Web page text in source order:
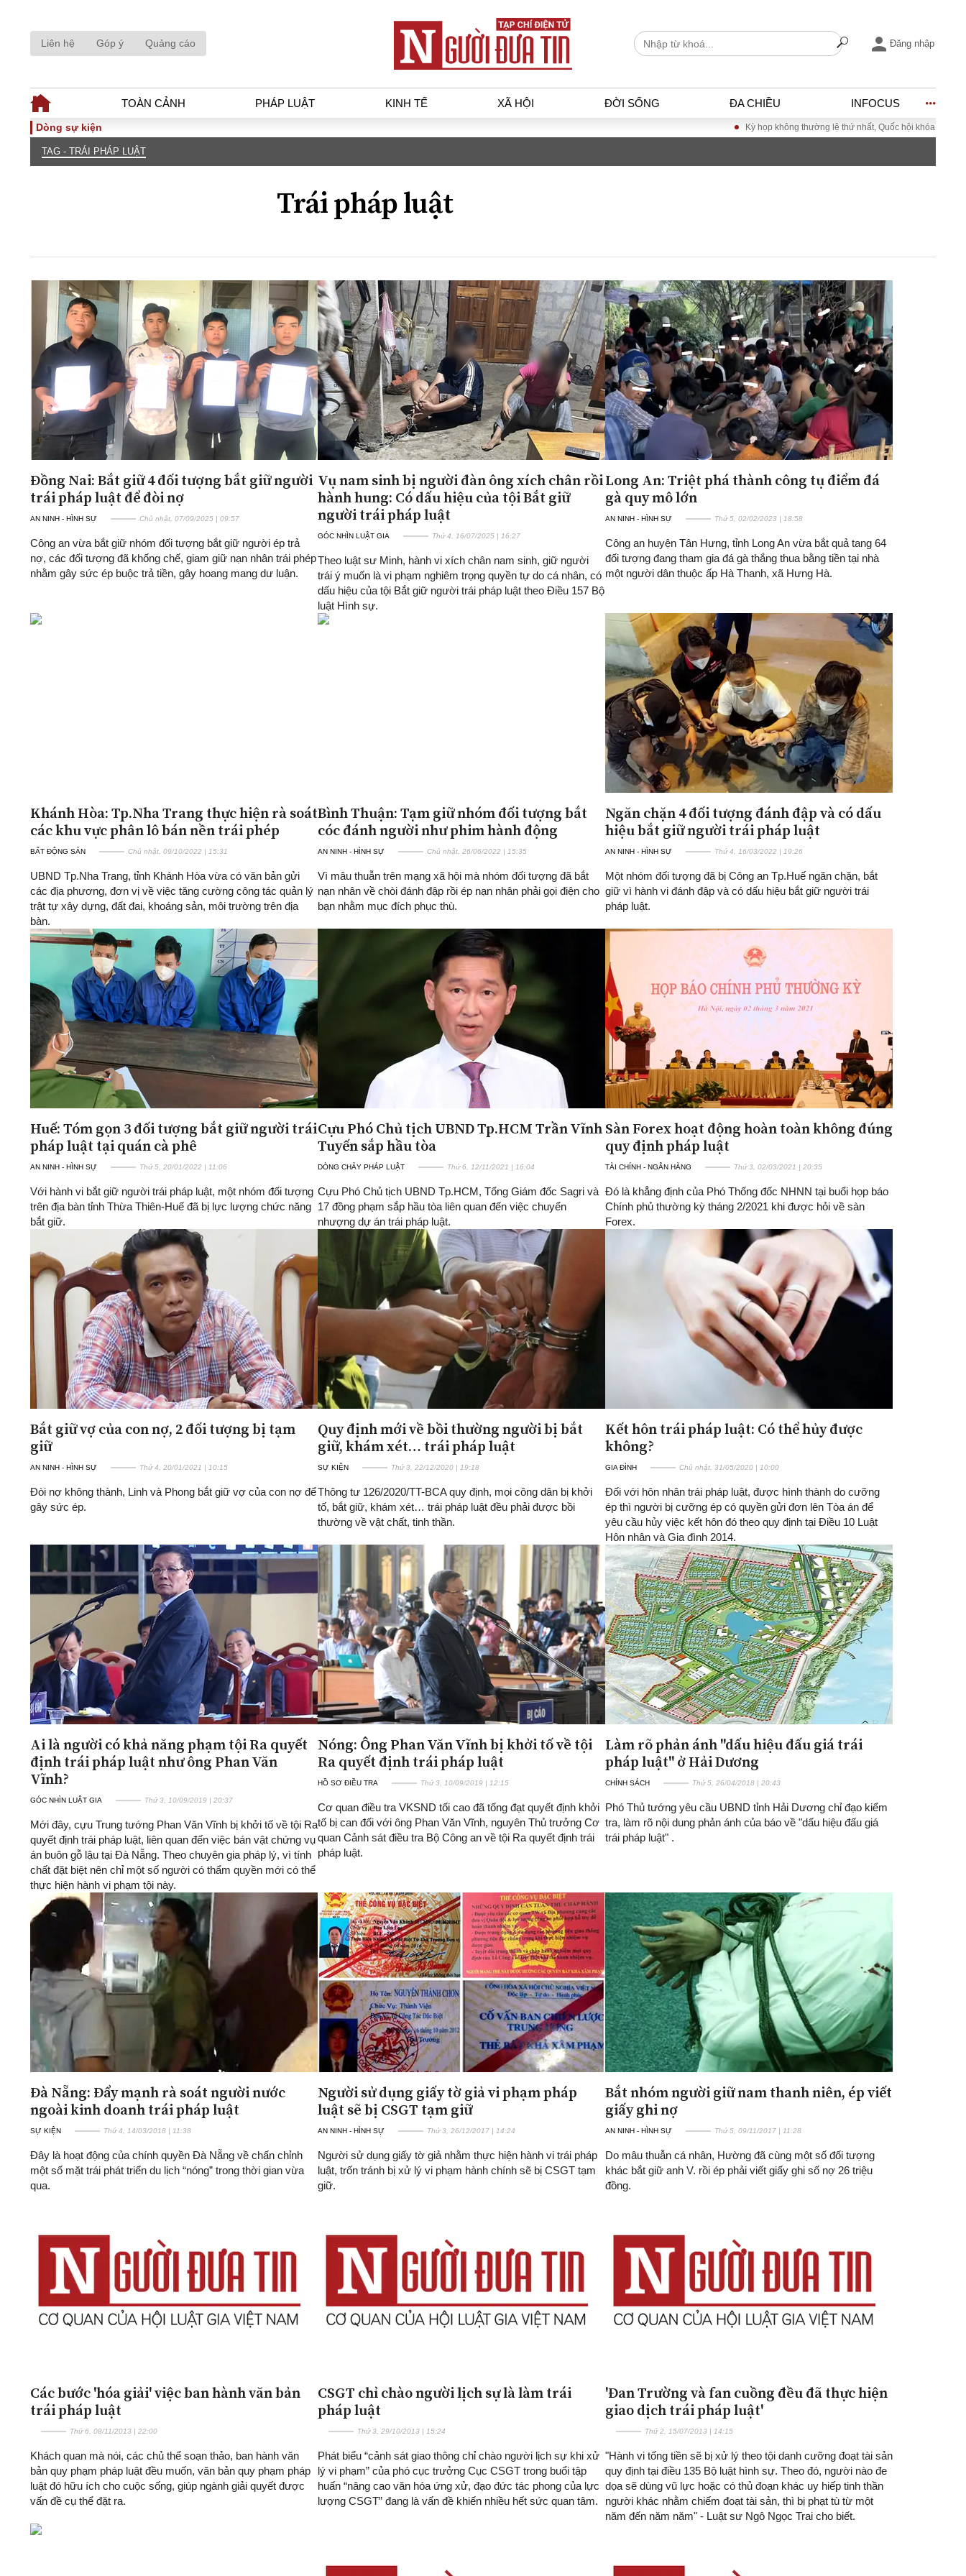
Liên hệ Góp ý Quảng cáo Đăng nhập
TOÀN CẢNH PHÁP LUẬT KINH TẾ XÃ HỘI ĐỜI SỐNG ĐA CHIỀU INFOCUS
TOÀN CẢNH
Thế giới
Góc nhìn luật gia
An ninh - Hình sự
Tài chính - Ngân hàng
Kinh tế vĩ mô
Xu hướng thị trường
Tiêu dùng và dư luận
Công nghệ
Giao thông – Đô thị
ĐA CHIỀU
Quan điểm
Xi nhan Trái Phải
Bạn đọc viết
INFOCUS
Đăng ký tin tức mới
Dòng sự kiện Kỳ họp không thường lệ thứ nhất, Quốc hội khóa XVI Đưa Nghị
TAG - TRÁI PHÁP LUẬT
Trái pháp luật
Đồng Nai: Bắt giữ 4 đối tượng bắt giữ người
trái pháp luật để đòi nợ
AN NINH - HÌNH SỰ Chủ nhật, 07/09/2025 | 09:57
Công an vừa bắt giữ nhóm đối tượng bắt giữ người ép trả
nợ, các đối tượng đã khống chế, giam giữ nạn nhân trái phép
nhằm gây sức ép buộc trả tiền, gây hoang mang dư luận.
Vụ nam sinh bị người đàn ông xích chân rồi
hành hung: Có dấu hiệu của tội Bắt giữ
người trái pháp luật
GÓC NHÌN LUẬT GIA Thứ 4, 16/07/2025 | 16:27
Theo luật sư Minh, hành vi xích chân nam sinh, giữ người
trái ý muốn là vi phạm nghiêm trọng quyền tự do cá nhân, có
dấu hiệu của tội Bắt giữ người trái pháp luật theo Điều 157 Bộ
luật Hình sự.
Long An: Triệt phá thành công tụ điểm đá
gà quy mô lớn
AN NINH - HÌNH SỰ Thứ 5, 02/02/2023 | 18:58
Công an huyện Tân Hưng, tỉnh Long An vừa bắt quả tang 64
đối tượng đang tham gia đá gà thắng thua bằng tiền tại nhà
một người dân thuộc ấp Hà Thanh, xã Hưng Hà.
Khánh Hòa: Tp.Nha Trang thực hiện rà soát
các khu vực phân lô bán nền trái phép
BẤT ĐỘNG SẢN Chủ nhật, 09/10/2022 | 15:31
UBND Tp.Nha Trang, tỉnh Khánh Hòa vừa có văn bản gửi
các địa phương, đơn vị về việc tăng cường công tác quản lý
trật tự xây dựng, đất đai, khoáng sản, môi trường trên địa
bàn.
Bình Thuận: Tạm giữ nhóm đối tượng bắt
cóc đánh người như phim hành động
AN NINH - HÌNH SỰ Chủ nhật, 26/06/2022 | 15:35
Vì mâu thuẫn trên mạng xã hội mà nhóm đối tượng đã bắt
nạn nhân về chòi đánh đập rồi ép nạn nhân phải gọi điện cho
bạn nhằm mục đích phục thù.
Ngăn chặn 4 đối tượng đánh đập và có dấu
hiệu bắt giữ người trái pháp luật
AN NINH - HÌNH SỰ Thứ 4, 16/03/2022 | 19:26
Một nhóm đối tượng đã bị Công an Tp.Huế ngăn chặn, bắt
giữ vì hành vi đánh đập và có dấu hiệu bắt giữ người trái
pháp luật.
Huế: Tóm gọn 3 đối tượng bắt giữ người trái
pháp luật tại quán cà phê
AN NINH - HÌNH SỰ Thứ 5, 20/01/2022 | 11:06
Với hành vi bắt giữ người trái pháp luật, một nhóm đối tượng
trên địa bàn tỉnh Thừa Thiên-Huế đã bị lực lượng chức năng
bắt giữ.
Cựu Phó Chủ tịch UBND Tp.HCM Trần Vĩnh
Tuyến sắp hầu tòa
DÒNG CHẢY PHÁP LUẬT Thứ 6, 12/11/2021 | 16:04
Cựu Phó Chủ tịch UBND Tp.HCM, Tổng Giám đốc Sagri và
17 đồng phạm sắp hầu tòa liên quan đến việc chuyển
nhượng dự án trái pháp luật.
Sàn Forex hoạt động hoàn toàn không đúng
quy định pháp luật
TÀI CHÍNH - NGÂN HÀNG Thứ 3, 02/03/2021 | 20:35
Đó là khẳng định của Phó Thống đốc NHNN tại buổi họp báo
Chính phủ thường kỳ tháng 2/2021 khi được hỏi về sàn
Forex.
Bắt giữ vợ của con nợ, 2 đối tượng bị tạm
giữ
AN NINH - HÌNH SỰ Thứ 4, 20/01/2021 | 10:15
Đòi nợ không thành, Linh và Phong bắt giữ vợ của con nợ để
gây sức ép.
Quy định mới về bồi thường người bị bắt
giữ, khám xét… trái pháp luật
SỰ KIỆN Thứ 3, 22/12/2020 | 19:18
Thông tư 126/2020/TT-BCA quy định, mọi công dân bị khởi
tố, bắt giữ, khám xét… trái pháp luật đều phải được bồi
thường về vật chất, tinh thần.
Kết hôn trái pháp luật: Có thể hủy được
không?
GIA ĐÌNH Chủ nhật, 31/05/2020 | 10:00
Đối với hôn nhân trái pháp luật, được hình thành do cưỡng
ép thì người bị cưỡng ép có quyền gửi đơn lên Tòa án để
yêu cầu hủy việc kết hôn đó theo quy định tại Điều 10 Luật
Hôn nhân và Gia đình 2014.
Ai là người có khả năng phạm tội Ra quyết
định trái pháp luật như ông Phan Văn
Vĩnh?
GÓC NHÌN LUẬT GIA Thứ 3, 10/09/2019 | 20:37
Mới đây, cựu Trung tướng Phan Văn Vĩnh bị khởi tố về tội Ra
quyết định trái pháp luật, liên quan đến việc bán vật chứng vụ
án buôn gỗ lậu tại Đà Nẵng. Theo chuyên gia pháp lý, vì tính
chất đặt biệt nên chỉ một số người có thẩm quyền mới có thể
thực hiện hành vi phạm tội này.
Nóng: Ông Phan Văn Vĩnh bị khởi tố về tội
Ra quyết định trái pháp luật
HỒ SƠ ĐIỀU TRA Thứ 3, 10/09/2019 | 12:15
Cơ quan điều tra VKSND tối cao đã tống đạt quyết định khởi
tố bị can đối với ông Phan Văn Vĩnh, nguyên Thủ trưởng Cơ
quan Cảnh sát điều tra Bộ Công an về tội Ra quyết định trái
pháp luật.
Làm rõ phản ánh "dấu hiệu đấu giá trái
pháp luật" ở Hải Dương
CHÍNH SÁCH Thứ 5, 26/04/2018 | 20:43
Phó Thủ tướng yêu cầu UBND tỉnh Hải Dương chỉ đạo kiểm
tra, làm rõ nội dung phản ánh của báo về "dấu hiệu đấu giá
trái pháp luật" .
Đà Nẵng: Đẩy mạnh rà soát người nước
ngoài kinh doanh trái pháp luật
SỰ KIỆN Thứ 4, 14/03/2018 | 11:38
Đây là hoạt động của chính quyền Đà Nẵng về chấn chỉnh
một số mặt trái phát triển du lịch “nóng” trong thời gian vừa
qua.
Người sử dụng giấy tờ giả vi phạm pháp
luật sẽ bị CSGT tạm giữ
AN NINH - HÌNH SỰ Thứ 3, 26/12/2017 | 14:24
Người sử dụng giấy tờ giả nhằm thực hiện hành vi trái pháp
luật, trốn tránh bị xử lý vi phạm hành chính sẽ bị CSGT tạm
giữ.
Bắt nhóm người giữ nam thanh niên, ép viết
giấy ghi nợ
AN NINH - HÌNH SỰ Thứ 5, 09/11/2017 | 11:28
Do mâu thuẫn cá nhân, Hường đã cùng một số đối tượng
khác bắt giữ anh V. rồi ép phải viết giấy ghi số nợ 26 triệu
đồng.
Các bước 'hóa giải' việc ban hành văn bản
trái pháp luật
Thứ 6, 08/11/2013 | 22:00
Khách quan mà nói, các chủ thể soạn thảo, ban hành văn
bản quy phạm pháp luật đều muốn, văn bản quy phạm pháp
luật đó hữu ích cho cuộc sống, giúp ngành giải quyết được
vấn đề cụ thể đặt ra.
CSGT chỉ chào người lịch sự là làm trái
pháp luật
Thứ 3, 29/10/2013 | 15:24
Phát biểu “cảnh sát giao thông chỉ chào người lịch sự khi xử
lý vi phạm” của phó cục trưởng Cục CSGT trong buổi tập
huấn “nâng cao văn hóa ứng xử, đạo đức tác phong của lực
lượng CSGT” đang là vấn đề khiến nhiều hết sức quan tâm.
'Đan Trường và fan cuồng đều đã thực hiện
giao dịch trái pháp luật'
Thứ 2, 15/07/2013 | 14:15
"Hành vi tống tiền sẽ bị xử lý theo tội danh cưỡng đoạt tài sản
quy định tại điều 135 Bộ luật hình sự. Theo đó, người nào đe
dọa sẽ dùng vũ lực hoặc có thủ đoạn khác uy hiếp tinh thần
người khác nhằm chiếm đoạt tài sản, thì bị phạt tù từ một
năm đến năm năm" - Luật sư Ngô Ngọc Trai cho biết.